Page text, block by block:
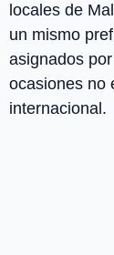
locales de
un mismo
asignados
ocasiones no
internacional.